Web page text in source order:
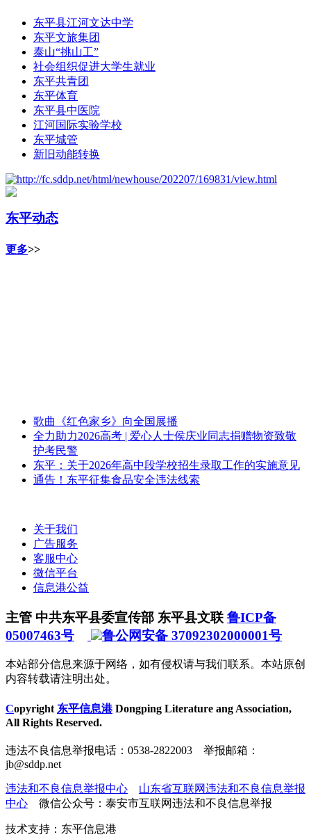
东平县江河文达中学
东平文旅集团
泰山“挑山工”
社会组织促进大学生就业
东平共青团
东平体育
东平县中医院
江河国际实验学校
东平城管
新旧动能转换
东平动态
更多>>
歌曲《红色家乡》向全国展播
全力助力2026高考 | 爱心人士侯庆业同志捐赠物资致敬
护考民警
东平：关于2026年高中段学校招生录取工作的实施意见
通告！东平征集食品安全违法线索
关于我们
广告服务
客服中心
微信平台
信息港公益
主管 中共东平县委宣传部 东平县文联 鲁ICP备
05007463号
鲁公网安备 37092302000001号
本站部分信息来源于网络，如有侵权请与我们联系。本站原创
内容转载请注明出处。
Copyright 东平信息港Dongping Literature ang Association,
All Rights Reserved.
违法不良信息举报电话：0538-2822003 举报邮箱：
jb@sddp.net
违法和不良信息举报中心
山东省互联网违法和不良信息举报
中心
微信公众号：泰安市互联网违法和不良信息举报
技术支持：东平信息港